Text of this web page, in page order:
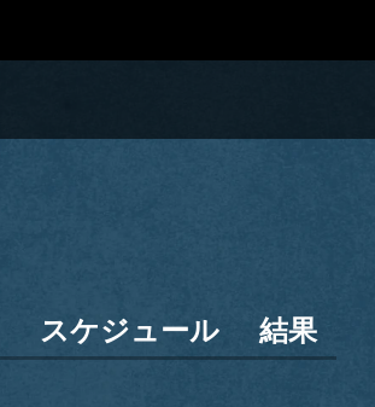
スケジュール 結果